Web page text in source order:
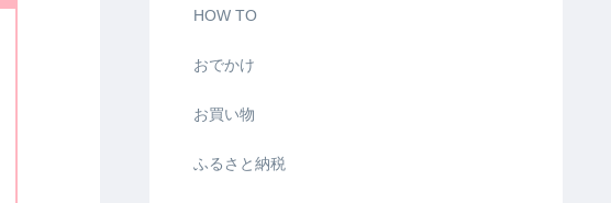
HOW TO
おでかけ
お買い物
ふるさと納税